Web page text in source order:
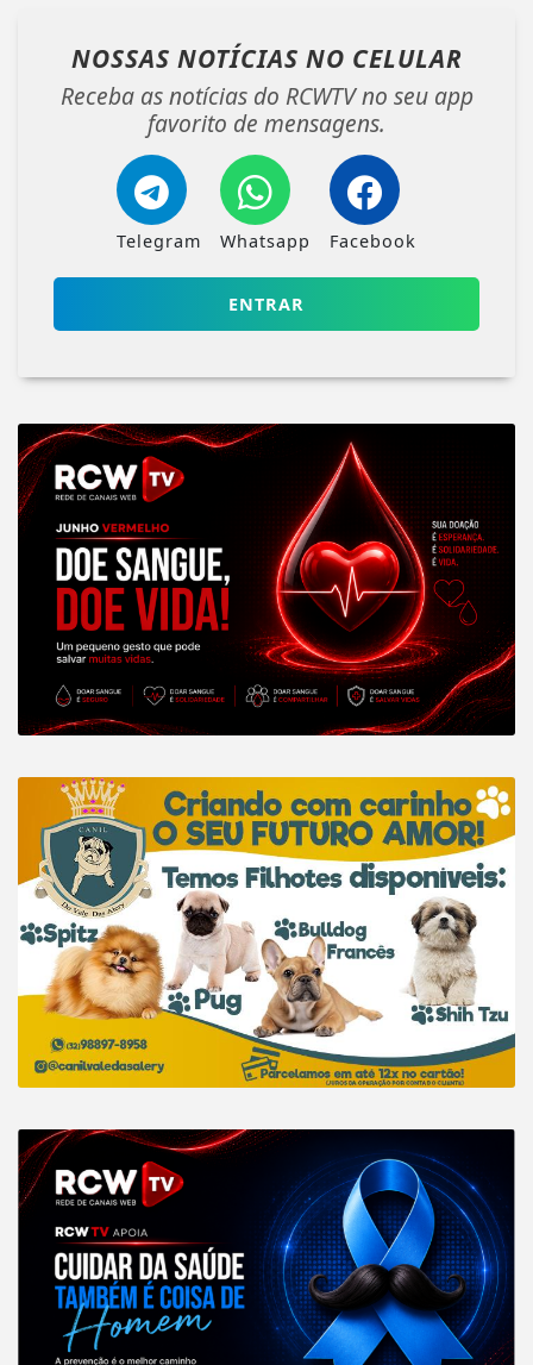
NOSSAS NOTÍCIAS NO CELULAR
Receba as notícias do RCWTV no seu app
favorito de mensagens.
Telegram Whatsapp Facebook
ENTRAR